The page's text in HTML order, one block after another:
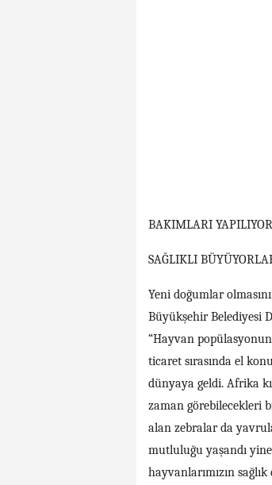
BAKIMLARI YAPILIYOR
SAĞLIKLI
Yeni doğumlar
Büyükşehir Belediyesi
“Hayvan
ticaret sırasında el
dünyaya geldi. Afrika
zaman görebilecekleri
alan zebralar da
mutluluğu yaşandı
hayvanlarımızın